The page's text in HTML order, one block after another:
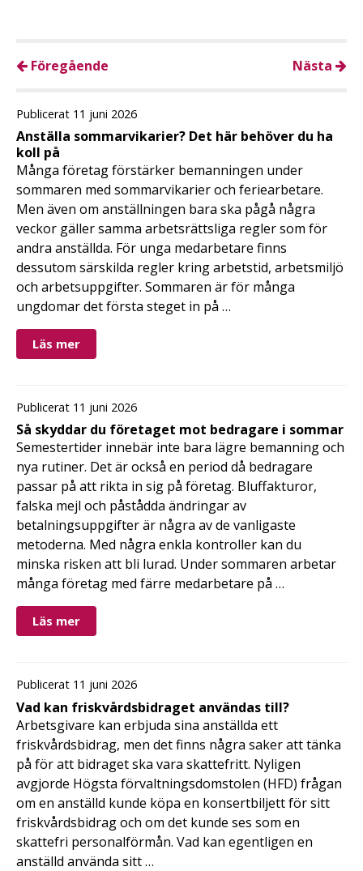
Föregående Nästa
Publicerat 11 juni 2026
Anställa sommarvikarier? Det här behöver du ha
koll på
Många företag förstärker bemanningen under
sommaren med sommarvikarier och feriearbetare.
Men även om anställningen bara ska pågå några
veckor gäller samma arbetsrättsliga regler som för
andra anställda. För unga medarbetare finns
dessutom särskilda regler kring arbetstid, arbetsmiljö
och arbetsuppgifter. Sommaren är för många
ungdomar det första steget in på …
Läs mer
Publicerat 11 juni 2026
Så skyddar du företaget mot bedragare i sommar
Semestertider innebär inte bara lägre bemanning och
nya rutiner. Det är också en period då bedragare
passar på att rikta in sig på företag. Bluffakturor,
falska mejl och påstådda ändringar av
betalningsuppgifter är några av de vanligaste
metoderna. Med några enkla kontroller kan du
minska risken att bli lurad. Under sommaren arbetar
många företag med färre medarbetare på …
Läs mer
Publicerat 11 juni 2026
Vad kan friskvårdsbidraget användas till?
Arbetsgivare kan erbjuda sina anställda ett
friskvårdsbidrag, men det finns några saker att tänka
på för att bidraget ska vara skattefritt. Nyligen
avgjorde Högsta förvaltningsdomstolen (HFD) frågan
om en anställd kunde köpa en konsertbiljett för sitt
friskvårdsbidrag och om det kunde ses som en
skattefri personalförmån. Vad kan egentligen en
anställd använda sitt …